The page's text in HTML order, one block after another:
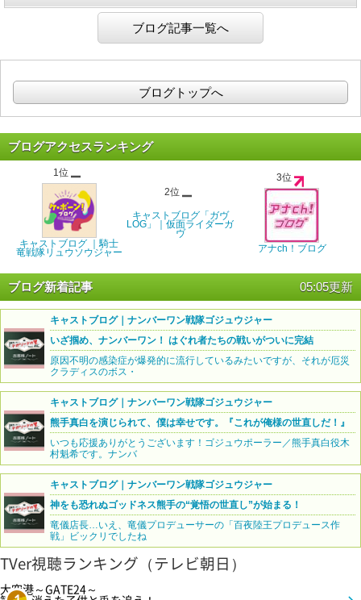
ブログ記事一覧へ
ブログトップへ
ブログアクセスランキング
1位
キャストブログ ｜騎士
竜戦隊リュウソウジャー
2位
キャストブログ「ガヴ
LOG」｜仮面ライダーガ
ヴ
3位
アナch！ブログ
ブログ新着記事 05:05更新
キャストブログ｜ナンバーワン戦隊ゴジュウジャー
いざ掴め、ナンバーワン！ はぐれ者たちの戦いがついに完結
原因不明の感染症が爆発的に流行しているみたいですが、それが厄災
クラディスのボス・
キャストブログ｜ナンバーワン戦隊ゴジュウジャー
熊手真白を演じられて、僕は幸せです。『これが俺様の世直しだ！』
いつも応援ありがとうございます！ゴジュウポーラー／熊手真白役木
村魁希です。ナンバ
キャストブログ｜ナンバーワン戦隊ゴジュウジャー
神をも恐れぬゴッドネス熊手の“覚悟の世直し”が始まる！
竜儀店長…いえ、竜儀プロデューサーの「百夜陸王プロデュース作
戦」ビックリでしたね
TVer視聴ランキング（テレビ朝日）
大空港～GATE24～